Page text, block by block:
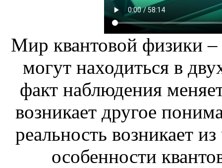
Мир квантовой физики –
могут находиться в
факт наблюдения
возникает другое
реальность возникает
особенности